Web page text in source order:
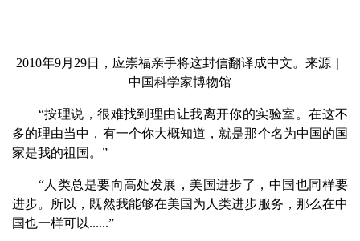
2010年9月29日，应崇福亲手将这封信翻译成中文。来源｜
中国科学家博物馆
“按理说，很难找到理由让我离开你的实验室。在这不
多的理由当中，有一个你大概知道，就是那个名为中国的国
家是我的祖国。”
“人类总是要向高处发展，美国进步了，中国也同样要
进步。所以，既然我能够在美国为人类进步服务，那么在中
国也一样可以......”